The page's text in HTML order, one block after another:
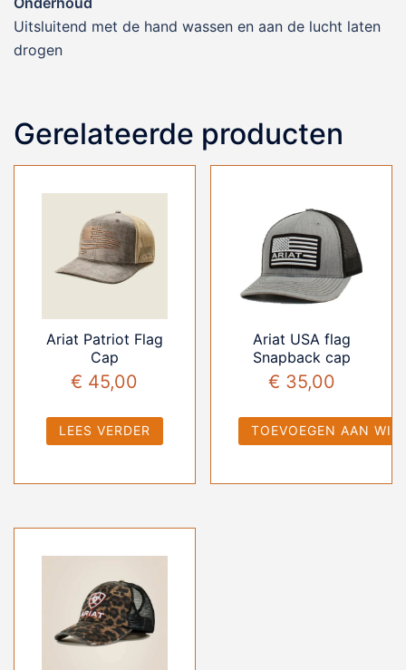
Uitsluitend met de hand wassen en aan de lucht laten
drogen
Gerelateerde producten
Ariat Patriot Flag
Cap
€ 45,00
LEES VERDER
Ariat USA flag
Snapback cap
€ 35,00
TOEVOEGEN AAN